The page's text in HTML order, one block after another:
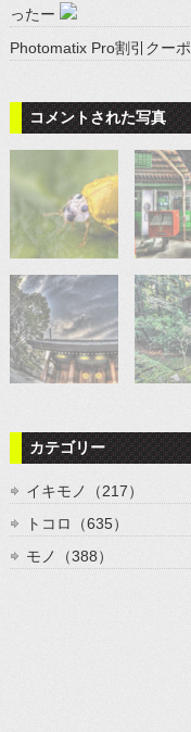
ったー
Photomatix Pro割引クー
コメントされた写真
カテゴリー
イキモノ（217）
トコロ（635）
モノ（388）